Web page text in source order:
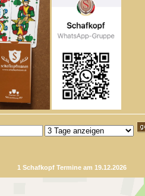
1 Schafkopf Termine am 19.12.2026